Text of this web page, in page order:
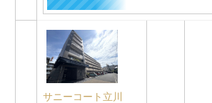
サニーコート立川